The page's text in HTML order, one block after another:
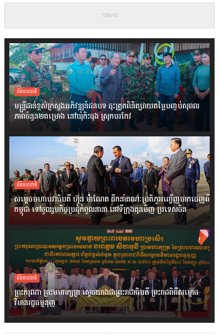
ព័ត៌មានជាតិ
មន្ត្រីជាន់ខ្ពស់ក្រសួងអភិវឌ្ឍន៍ជនបទ ចុះត្រួតពិនិត្យវាយតម្លៃបញ្ចប់សុពល
ភាពចំនួន២គម្រោង នៅឃុំកិះចុង ស្រុកបរកែវ
ព័ត៌មានជាតិ
សម្តេចមហាបវរធិបតី ហ៊ុន ម៉ាណែត ដឹកនាំគណៈប្រតិភូអញ្ជើញចាកចេញពី
កម្ពុជា ទៅចូលរួមកិច្ចប្រជុំកំពូលនានា នៅទីក្រុងគុនមិញ ប្រទេសចិន
ព័ត៌មានជាតិ
ព្រះករុណា ព្រះមហាក្សត្រ ស្តេចយាងជាព្រះរាជាធិបតី ព្រះរាជពិធីសម្ពោធ
វិមានរដ្ឋធម្មនុញ្ញ